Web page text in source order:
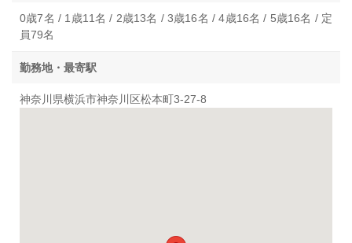
0歳7名 / 1歳11名 / 2歳13名 / 3歳16名 / 4歳16名 / 5歳16名 / 定
員79名
勤務地・最寄駅
神奈川県横浜市神奈川区松本町3-27-8